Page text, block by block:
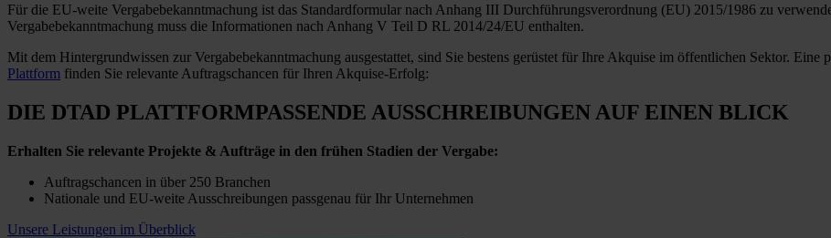
Für die EU-weite Vergabebekanntmachung ist das Standardformular nach Anhang III Durchführungsverordnung (EU) 2015/1986 zu
Vergabebekanntmachung muss die Informationen nach Anhang V Teil D RL 2014/24/EU enthalten.
Mit dem Hintergrundwissen zur Vergabebekanntmachung ausgestattet, sind Sie bestens gerüstet für Ihre Akquise im öffentlichen Sektor.
Plattform finden Sie relevante Auftragschancen für Ihren Akquise-Erfolg:
DIE DTAD PLATTFORMPASSENDE AUSSCHREIBUNGEN AUF EINEN BLICK
Erhalten Sie relevante Projekte & Aufträge in den frühen Stadien der Vergabe:
Auftragschancen in über 250 Branchen
Nationale und EU-weite Ausschreibungen passgenau für Ihr Unternehmen
Unsere Leistungen im Überblick